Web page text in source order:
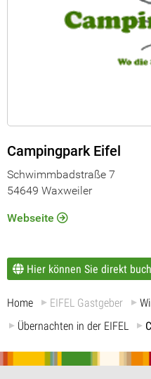
Campingpark Eifel
Schwimmbadstraße 7
54649 Waxweiler
Webseite
Hier können Sie direkt
Home EIFEL Gastgeber
Übernachten in der EIFEL